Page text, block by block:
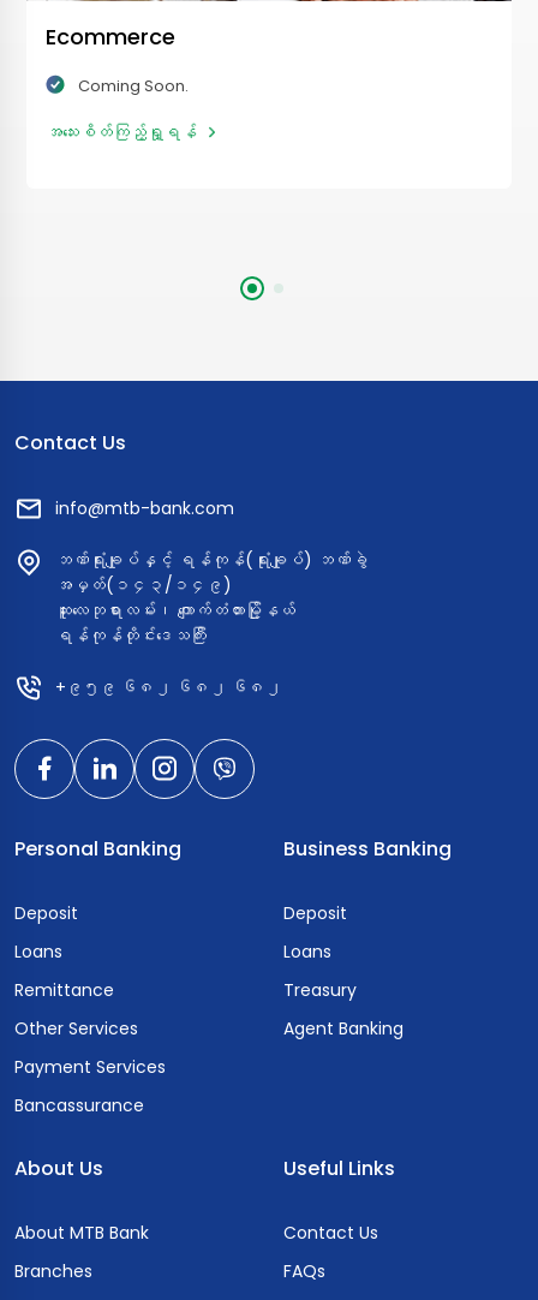
Ecommerce
Coming Soon.
အသေးစိတ်ကြည့်ရှု့ရန်
Contact Us
info@mtb-bank.com
ဘဏ်ရုံးချုပ်နှင့် ရန်ကုန်(ရုံးချုပ်) ဘဏ်ခွဲ
အမှတ်(၁၄၃/၁၄၉)
ဆူးလေဘုရားလမ်း၊ ကျောက်တံတားမြို့နယ်
ရန်ကုန်တိုင်းဒေသကြီး
+၉၅၉ ၆၈၂ ၆၈၂ ၆၈၂
Personal Banking
Deposit
Loans
Remittance
Other Services
Payment Services
Bancassurance
Business Banking
Deposit
Loans
Treasury
Agent Banking
About Us
About MTB Bank
Branches
Useful Links
Contact Us
FAQs